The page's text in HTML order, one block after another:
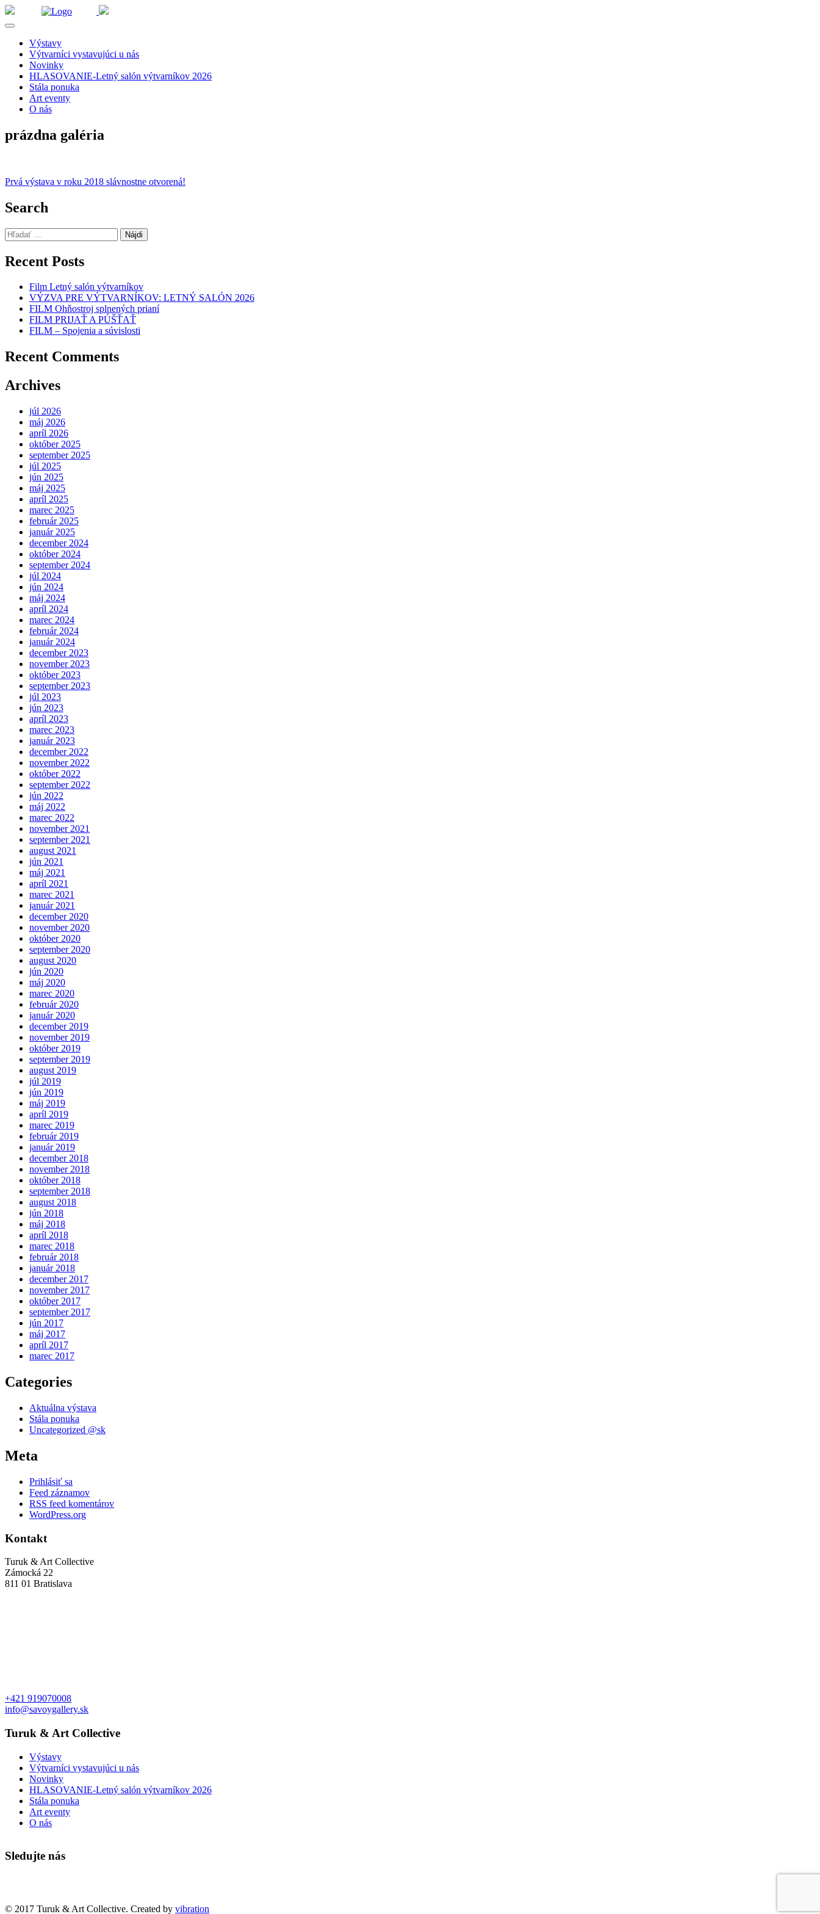
Výstavy
Výtvarníci vystavujúci u nás
Novinky
HLASOVANIE-Letný salón výtvarníkov 2026
Stála ponuka
Art eventy
O nás
prázdna galéria
Navigácia
v
článku
Prvá výstava v roku 2018 slávnostne otvorená!
Search
Hľadať:
Recent Posts
Film Letný salón výtvarníkov
VÝZVA PRE VÝTVARNÍKOV: LETNÝ SALÓN 2026
FILM Ohňostroj splnených prianí
FILM PRIJAŤ A PÚŠŤAŤ
FILM – Spojenia a súvislosti
Recent Comments
Archives
júl 2026
máj 2026
apríl 2026
október 2025
september 2025
júl 2025
jún 2025
máj 2025
apríl 2025
marec 2025
február 2025
január 2025
december 2024
október 2024
september 2024
júl 2024
jún 2024
máj 2024
apríl 2024
marec 2024
február 2024
január 2024
december 2023
november 2023
október 2023
september 2023
júl 2023
jún 2023
apríl 2023
marec 2023
január 2023
december 2022
november 2022
október 2022
september 2022
jún 2022
máj 2022
marec 2022
november 2021
september 2021
august 2021
jún 2021
máj 2021
apríl 2021
marec 2021
január 2021
december 2020
november 2020
október 2020
september 2020
august 2020
jún 2020
máj 2020
marec 2020
február 2020
január 2020
december 2019
november 2019
október 2019
september 2019
august 2019
júl 2019
jún 2019
máj 2019
apríl 2019
marec 2019
február 2019
január 2019
december 2018
november 2018
október 2018
september 2018
august 2018
jún 2018
máj 2018
apríl 2018
marec 2018
február 2018
január 2018
december 2017
november 2017
október 2017
september 2017
jún 2017
máj 2017
apríl 2017
marec 2017
Categories
Aktuálna výstava
Stála ponuka
Uncategorized @sk
Meta
Prihlásiť sa
Feed záznamov
RSS feed komentárov
WordPress.org
Kontakt
Turuk & Art Collective
Zámocká 22
811 01 Bratislava
+421 919070008
info@savoygallery.sk
Turuk & Art Collective
Výstavy
Výtvarníci vystavujúci u nás
Novinky
HLASOVANIE-Letný salón výtvarníkov 2026
Stála ponuka
Art eventy
O nás
Sledujte nás
© 2017 Turuk & Art Collective. Created by vibration